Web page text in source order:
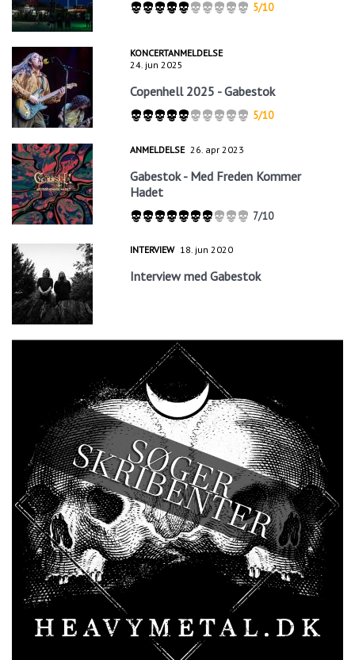
5/10
KONCERTANMELDELSE
24. jun 2025
Copenhell 2025 - Gabestok
5/10
ANMELDELSE 26. apr 2023
Gabestok - Med Freden Kommer
Hadet
7/10
INTERVIEW 18. jun 2020
Interview med Gabestok